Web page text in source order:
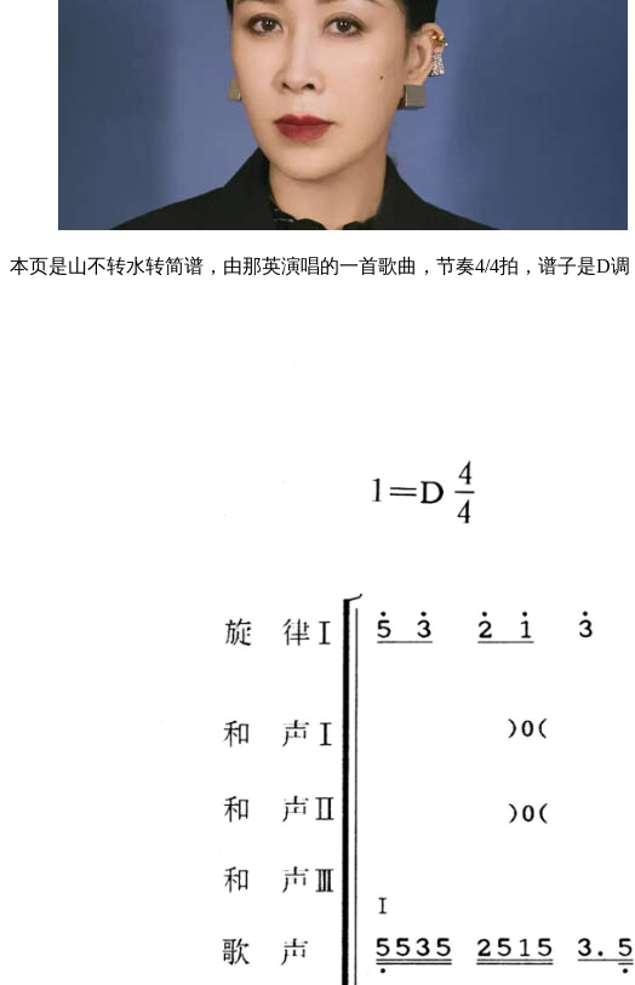
本页是山不转水转简谱，由那英演唱的一首歌曲，节奏4/4拍，谱子是D